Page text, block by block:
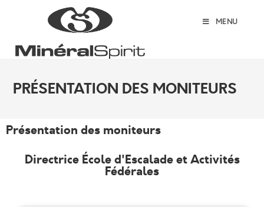
MENU
PRÉSENTATION DES MONITEURS
Présentation des moniteurs
Directrice École d'Escalade et Activités
Fédérales